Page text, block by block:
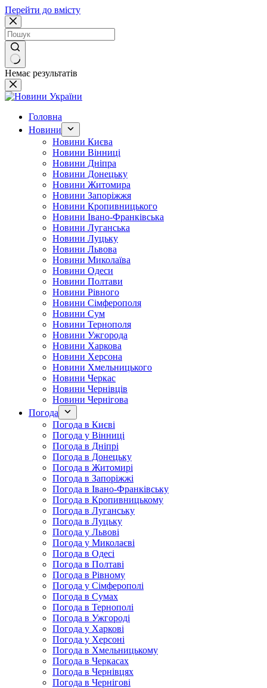
Перейти до вмісту
Немає результатів
Головна
Новини
Новини Києва
Новини Вінниці
Новини Дніпра
Новини Донецьку
Новини Житомира
Новини Запоріжжя
Новини Кропивницького
Новини Івано-Франківська
Новини Луганська
Новини Луцьку
Новини Львова
Новини Миколаїва
Новини Одеси
Новини Полтави
Новини Рівного
Новини Сімферополя
Новини Сум
Новини Тернополя
Новини Ужгорода
Новини Харкова
Новини Херсона
Новини Хмельницького
Новини Черкас
Новини Чернівців
Новини Чернігова
Погода
Погода в Києві
Погода у Вінниці
Погода в Дніпрі
Погода в Донецьку
Погода в Житомирі
Погода в Запоріжжі
Погода в Івано-Франківську
Погода в Кропивницькому
Погода в Луганську
Погода в Луцьку
Погода у Львові
Погода у Миколаєві
Погода в Одесі
Погода в Полтаві
Погода в Рівному
Погода у Сімферополі
Погода в Сумах
Погода в Тернополі
Погода в Ужгороді
Погода у Харкові
Погода у Херсоні
Погода в Хмельницькому
Погода в Черкасах
Погода в Чернівцях
Погода в Чернігові